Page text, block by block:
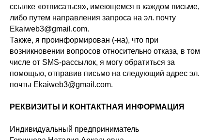
ссылке «отписаться», имеющемся в каждом письме,
либо путем направления запроса на эл. почту
Ekaiweb3@gmail.com.
Также, я проинформирован (-на), что при
возникновении вопросов относительно отказа, в том
числе от SMS-рассылок, я могу обратиться за
помощью, отправив письмо на следующий адрес эл.
почты Ekaiweb3@gmail.com.
РЕКВИЗИТЫ И КОНТАКТНАЯ ИНФОРМАЦИЯ
Индивидуальный предприниматель